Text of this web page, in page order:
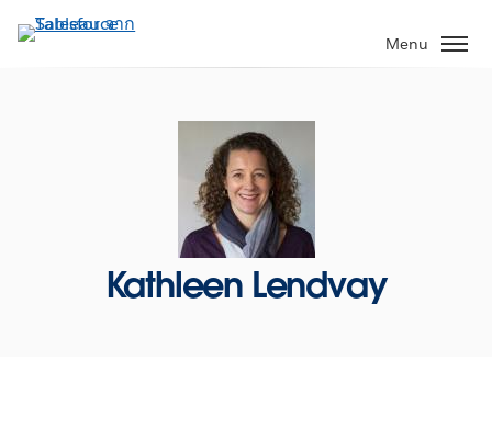
ไป
Menu
Kathleen Lendvay